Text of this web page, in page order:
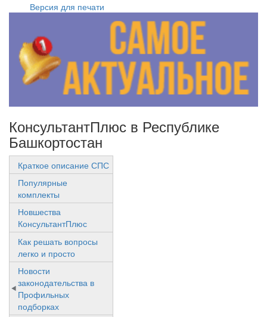
Версия для печати
КонсультантПлюс в Республике
Башкортостан
Краткое описание СПС
Популярные
комплекты
Новшества
КонсультантПлюс
Как решать вопросы
легко и просто
Новости
законодательства в
Профильных
подборках